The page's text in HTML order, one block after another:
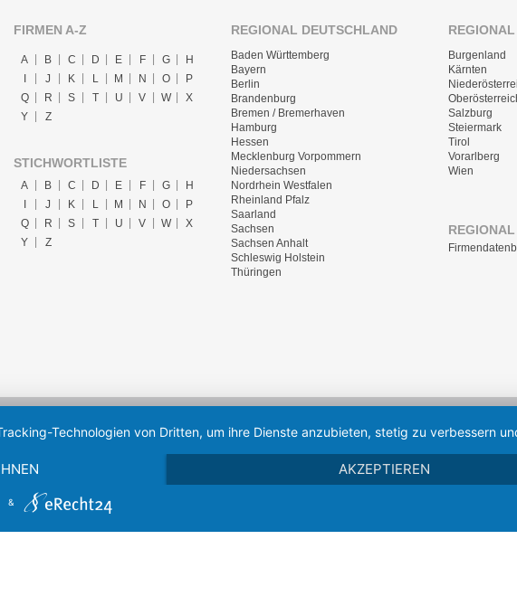
FIRMEN A-Z
A B C D E F G
H
J K L M N O
P
Q
R S T U V W
X
Y
Z
STICHWORTLISTE
A B C D E F G
H
I
J K L M N O
P
Q
R S T U V W
X
Y
Z
REGIONAL DEUTSCHLAND
Baden Württemberg
Bayern
Berlin
Brandenburg
Bremen / Bremerhaven
Hamburg
Hessen
Mecklenburg Vorpommern
Niedersachsen
Nordrhein Westfalen
Rheinland Pfalz
Saarland
Sachsen
Sachsen Anhalt
Schleswig Holstein
Thüringen
Burgenland
Kärnten
Salzburg
Steiermark
Tirol
Vorarlberg
Wien
Technologien von Dritten, um ihre Dienste anzubieten, stetig zu verbessern
AKZEPTIEREN
&